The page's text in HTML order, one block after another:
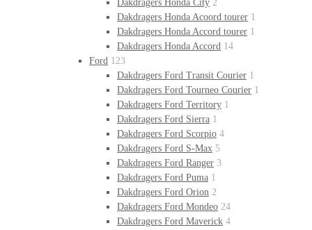
Dakdragers Honda City 2
Dakdragers Honda Acoord tourer 1
Dakdragers Honda Accord tourer 1
Dakdragers Honda Accord 14
Ford 123
Dakdragers Ford Transit Courier 1
Dakdragers Ford Tourneo Courier 1
Dakdragers Ford Territory 1
Dakdragers Ford Sierra 1
Dakdragers Ford Scorpio 4
Dakdragers Ford S-Max 5
Dakdragers Ford Ranger 3
Dakdragers Ford Puma 1
Dakdragers Ford Orion 2
Dakdragers Ford Mondeo 24
Dakdragers Ford Maverick 4